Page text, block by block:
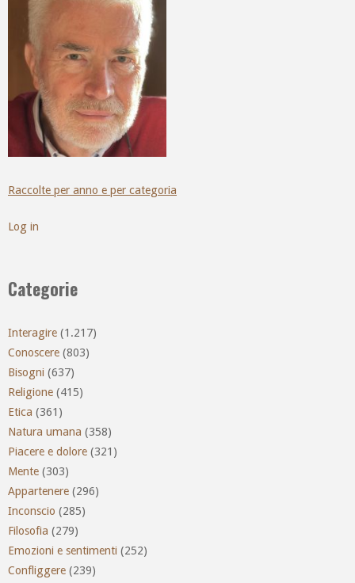
Raccolte per anno e per categoria
Log in
Categorie
Interagire (1.217)
Conoscere (803)
Bisogni (637)
Religione (415)
Etica (361)
Natura umana (358)
Piacere e dolore (321)
Mente (303)
Appartenere (296)
Inconscio (285)
Filosofia (279)
Emozioni e sentimenti (252)
Confliggere (239)